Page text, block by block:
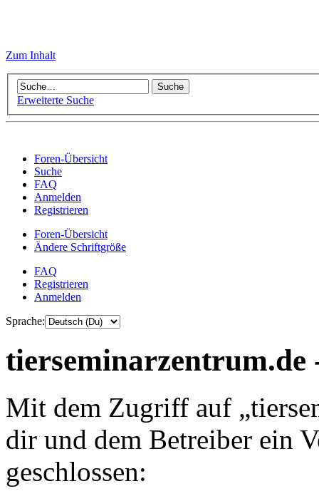
Zum Inhalt
Erweiterte Suche
Foren-Übersicht
Suche
FAQ
Anmelden
Registrieren
Foren-Übersicht
Ändere Schriftgröße
FAQ
Registrieren
Anmelden
Sprache:
tierseminarzentrum.de
Mit dem Zugriff auf
dir und dem Betreiber ein
geschlossen: